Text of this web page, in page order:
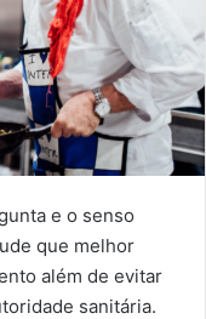
e o senso
que melhor
além de evitar
sanitária.